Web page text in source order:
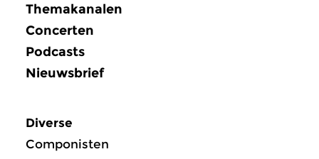
Themakanalen
Concerten
Podcasts
Nieuwsbrief
Diverse
Componisten